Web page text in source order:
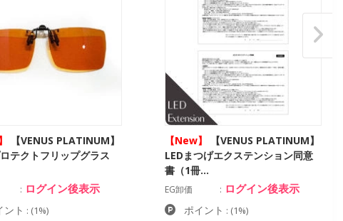
【VENUS PLATINUM】
テクトフリップグラス
ログイン後表示
ント : (1%)
【New】
【VENUS PLATINUM】
LEDまつげエクステンション同意
書（1冊…
EG卸価 ログイン後表示
ポイント : (1%)